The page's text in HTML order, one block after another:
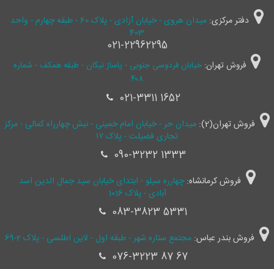
دفتر مرکزی:
میدان هروی - خیابان آزادی - پلاک 60 - طبقه چهارم - واحد
403
021-22962295
فروش تهران: خیابان فردوسی جنوبی - پاساژ نیکان - طبقه همکف - شماره
۴۰۸
021-3311 1652
فروش تهران(2):
میدان حر - خیابان امام خمینی - نبش چهارراه کمالی - مرکز
تجاری فضیلت - پلاک ۱۷
090-3232 1333
فروش کرمانشاه:چهارره سیلو - ابتدای خیابان سید جمال ‌الدین اسد
آبادی - پلاک 1016
083-3823 5331
فروش بندر عباس: مجتمع ستاره شهر - طبقه اول - لاین اطلسی - پلاک 2-69
076-3223 87 67